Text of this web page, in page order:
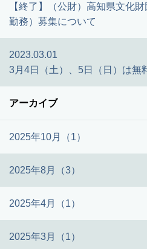
【終了】（公財）高知県文化
勤務）募集について
2023.03.01
3月4日（土）、5日（日）は無
アーカイブ
2025年10月（1）
2025年8月（3）
2025年4月（1）
2025年3月（1）